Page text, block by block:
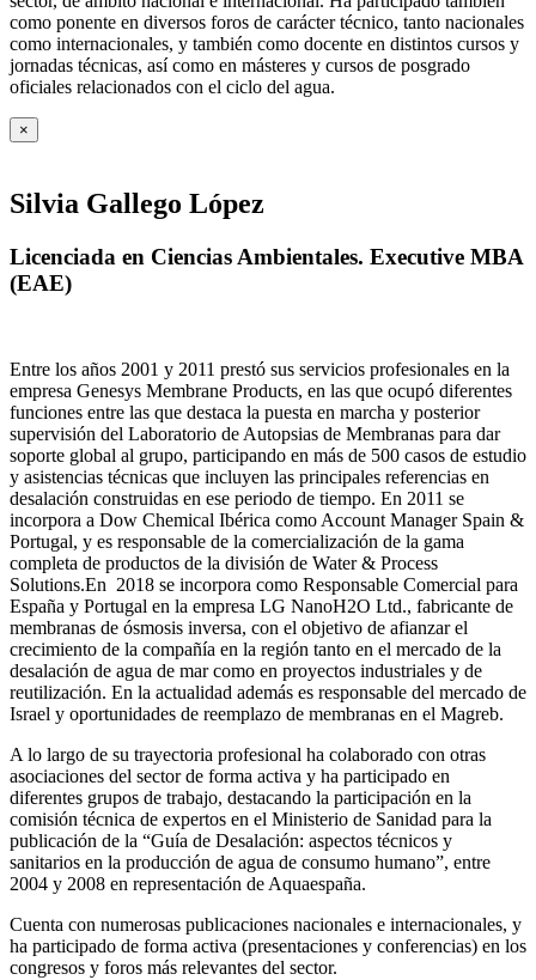
como ponente en diversos foros de carácter técnico, tanto nacionales
como internacionales, y también como docente en distintos cursos y
jornadas técnicas, así como en másteres y cursos de posgrado
oficiales relacionados con el ciclo del agua.
×
Silvia Gallego López
Licenciada en Ciencias Ambientales. Executive MBA
(EAE)
Entre los años 2001 y 2011 prestó sus servicios profesionales en la
empresa Genesys Membrane Products, en las que ocupó diferentes
funciones entre las que destaca la puesta en marcha y posterior
supervisión del Laboratorio de Autopsias de Membranas para dar
soporte global al grupo, participando en más de 500 casos de estudio
y asistencias técnicas que incluyen las principales referencias en
desalación construidas en ese periodo de tiempo. En 2011 se
incorpora a Dow Chemical Ibérica como Account Manager Spain &
Portugal, y es responsable de la comercialización de la gama
completa de productos de la división de Water & Process
Solutions.En 2018 se incorpora como Responsable Comercial para
España y Portugal en la empresa LG NanoH2O Ltd., fabricante de
membranas de ósmosis inversa, con el objetivo de afianzar el
crecimiento de la compañía en la región tanto en el mercado de la
desalación de agua de mar como en proyectos industriales y de
reutilización. En la actualidad además es responsable del mercado de
Israel y oportunidades de reemplazo de membranas en el Magreb.
A lo largo de su trayectoria profesional ha colaborado con otras
asociaciones del sector de forma activa y ha participado en
diferentes grupos de trabajo, destacando la participación en la
comisión técnica de expertos en el Ministerio de Sanidad para la
publicación de la “Guía de Desalación: aspectos técnicos y
sanitarios en la producción de agua de consumo humano”, entre
2004 y 2008 en representación de Aquaespaña.
Cuenta con numerosas publicaciones nacionales e internacionales, y
ha participado de forma activa (presentaciones y conferencias) en los
congresos y foros más relevantes del sector.